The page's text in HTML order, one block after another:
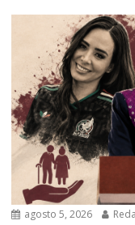
agosto 5, 2026